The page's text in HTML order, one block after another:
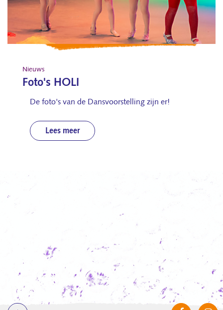
Nieuws
Foto's HOLI
De foto's van de Dansvoorstelling zijn er!
Lees meer